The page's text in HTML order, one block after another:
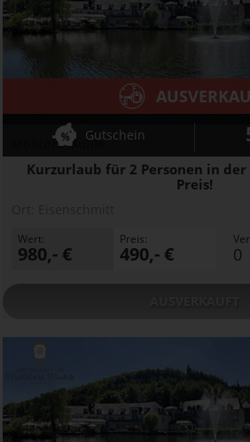
Molitors Mühle
Kurzurlaub für 2 Personen in
Preis!
Gutschein
Wert:
980,- €
Preis:
490,- € 0